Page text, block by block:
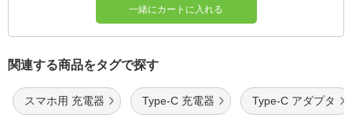
一緒にカートに入れる
関連する商品をタグで探す
スマホ用 充電器 Type-C 充電器 Type-C アダプタ